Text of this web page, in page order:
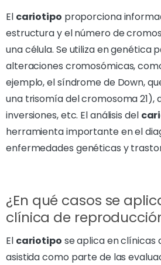
El cariotipo proporciona
estructura y el número de
una célula. Se utiliza en genética
alteraciones cromosómicas,
ejemplo, el síndrome de Down,
una trisomía del cromosoma 21),
inversiones, etc. El análisis del
herramienta importante en el
enfermedades genéticas y
¿En qué casos se
clínica de
El cariotipo se aplica en clínicas
asistida como parte de las